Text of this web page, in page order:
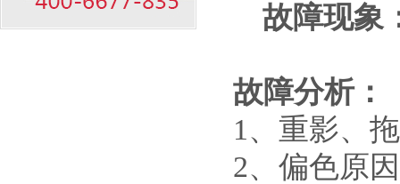
故障现象
故障分析：
1 、重影、
2、偏色原